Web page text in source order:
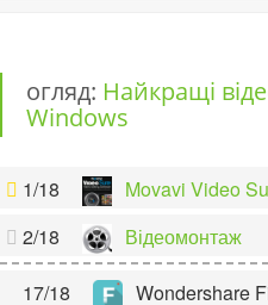
огляд: Найкращі
Windows
1/18
Movavi Video
2/18
Відеомонтаж
17/18 Wondershare